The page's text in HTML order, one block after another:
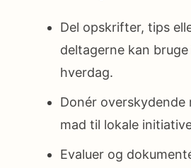
Del opskrifter, tips
deltagerne kan bruge
hverdag.
Donér overskydende
mad til lokale
Evaluer og